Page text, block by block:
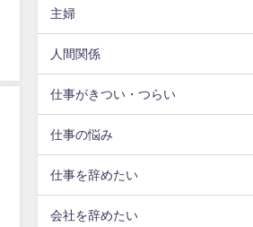
主婦
人間関係
仕事がきつい・つらい
仕事の悩み
仕事を辞めたい
会社を辞めたい